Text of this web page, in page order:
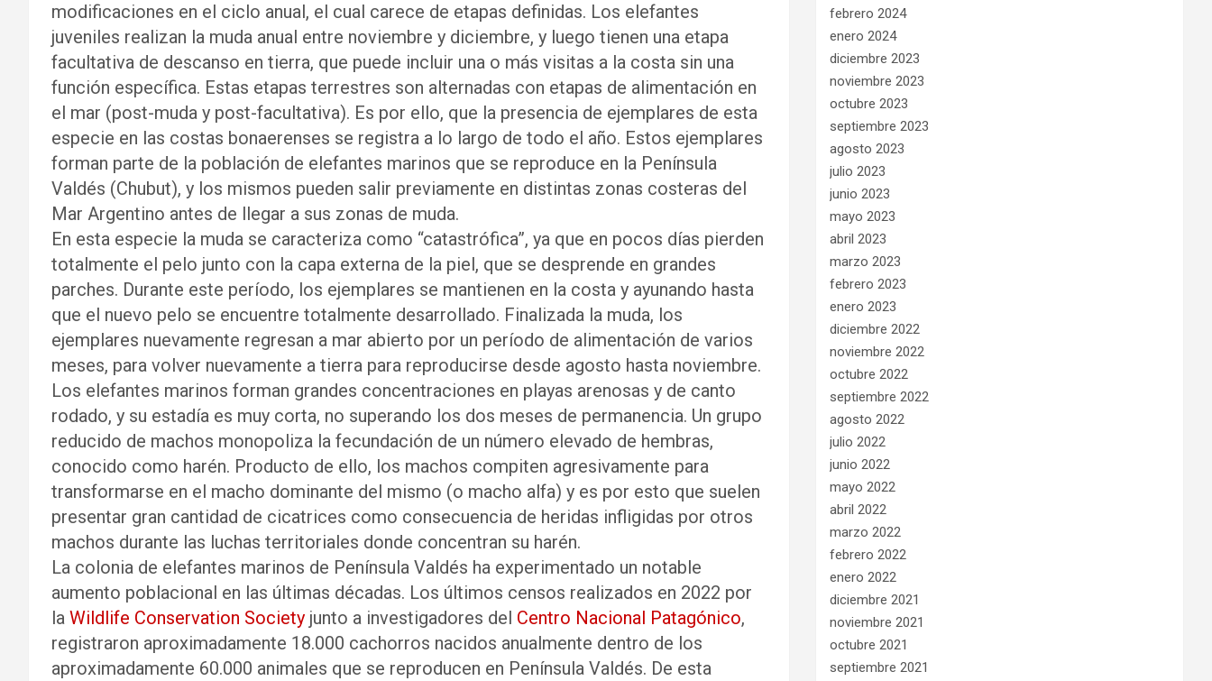
modificaciones en el ciclo anual, el cual carece de etapas definidas. Los elefantes
juveniles realizan la muda anual entre noviembre y diciembre, y luego tienen una etapa
facultativa de descanso en tierra, que puede incluir una o más visitas a la costa sin una
función específica. Estas etapas terrestres son alternadas con etapas de alimentación en
el mar (post-muda y post-facultativa). Es por ello, que la presencia de ejemplares de esta
especie en las costas bonaerenses se registra a lo largo de todo el año. Estos ejemplares
forman parte de la población de elefantes marinos que se reproduce en la Península
Valdés (Chubut), y los mismos pueden salir previamente en distintas zonas costeras del
Mar Argentino antes de llegar a sus zonas de muda.
En esta especie la muda se caracteriza como “catastrófica”, ya que en pocos días pierden
totalmente el pelo junto con la capa externa de la piel, que se desprende en grandes
parches. Durante este período, los ejemplares se mantienen en la costa y ayunando hasta
que el nuevo pelo se encuentre totalmente desarrollado. Finalizada la muda, los
ejemplares nuevamente regresan a mar abierto por un período de alimentación de varios
meses, para volver nuevamente a tierra para reproducirse desde agosto hasta noviembre.
Los elefantes marinos forman grandes concentraciones en playas arenosas y de canto
rodado, y su estadía es muy corta, no superando los dos meses de permanencia. Un grupo
reducido de machos monopoliza la fecundación de un número elevado de hembras,
conocido como harén. Producto de ello, los machos compiten agresivamente para
transformarse en el macho dominante del mismo (o macho alfa) y es por esto que suelen
presentar gran cantidad de cicatrices como consecuencia de heridas infligidas por otros
machos durante las luchas territoriales donde concentran su harén.
La colonia de elefantes marinos de Península Valdés ha experimentado un notable
aumento poblacional en las últimas décadas. Los últimos censos realizados en 2022 por
la Wildlife Conservation Society junto a investigadores del Centro Nacional Patagónico,
registraron aproximadamente 18.000 cachorros nacidos anualmente dentro de los
aproximadamente 60.000 animales que se reproducen en Península Valdés. De esta
febrero 2024
enero 2024
diciembre 2023
noviembre 2023
octubre 2023
septiembre 2023
agosto 2023
julio 2023
junio 2023
mayo 2023
abril 2023
marzo 2023
febrero 2023
enero 2023
diciembre 2022
noviembre 2022
octubre 2022
septiembre 2022
agosto 2022
julio 2022
junio 2022
mayo 2022
abril 2022
marzo 2022
febrero 2022
enero 2022
diciembre 2021
noviembre 2021
octubre 2021
septiembre 2021